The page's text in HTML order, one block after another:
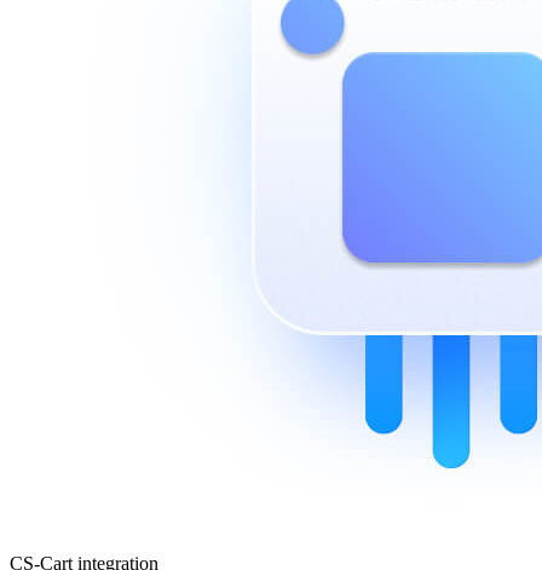
CS-Cart integration